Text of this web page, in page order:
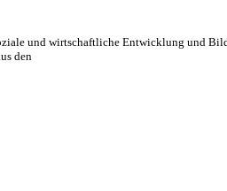
und wirtschaftliche Entwicklung und
den